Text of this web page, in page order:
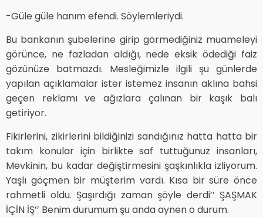
-Güle güle hanım efendi. Söylemleriydi.
Bu bankanın şubelerine girip görmediğiniz muameleyi
görünce, ne fazladan aldığı, nede eksik ödediği faiz
gözünüze batmazdı. Mesleğimizle ilgili şu günlerde
yapılan açıklamalar ister istemez insanın aklına bahsi
geçen reklamı ve ağızlara çalınan bir kaşık balı
getiriyor.
Fikirlerini, zikirlerini bildiğinizi sandığınız hatta hatta bir
takım konular için birlikte saf tuttuğunuz insanları,
Mevkinin, bu kadar değiştirmesini şaşkınlıkla izliyorum.
Yaşlı göçmen bir müşterim vardı. Kısa bir süre önce
rahmetli oldu. Şaşırdığı zaman şöyle derdi’’ ŞAŞMAK
İÇİN İŞ’’ Benim durumum şu anda aynen o durum.